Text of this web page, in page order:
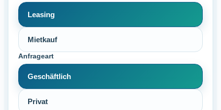
Leasing
Mietkauf
Anfrageart
Geschäftlich
Privat